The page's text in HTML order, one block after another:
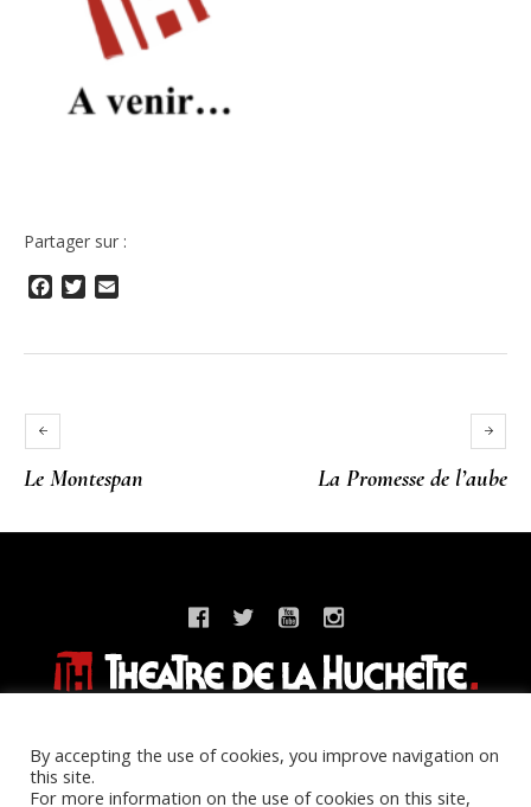
Partager sur :
Facebook
Twitter
Le Montespan La Promesse de l’aube
Privacy policy
By accepting the use of cookies, you improve navigation on
this site.
For more information on the use of cookies on this site,